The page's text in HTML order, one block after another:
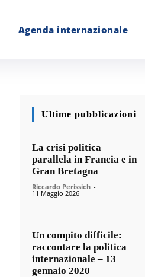
Agenda internazionale
Ultime pubblicazioni
La crisi politica
parallela in Francia e in
Gran Bretagna
Riccardo Perissich -
11 Maggio 2026
Un compito difficile:
raccontare la politica
internazionale – 13
gennaio 2020